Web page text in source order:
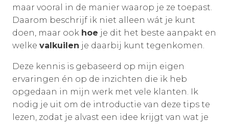
maar vooral in de manier waarop je ze toepast.
Daarom beschrijf ik niet alleen wát je kunt
doen, maar ook hoe je dit het beste aanpakt en
welke valkuilen je daarbij kunt tegenkomen.
Deze kennis is gebaseerd op mijn eigen
ervaringen én op de inzichten die ik heb
opgedaan in mijn werk met vele klanten. Ik
nodig je uit om de introductie van deze tips te
lezen, zodat je alvast een idee krijgt van wat je